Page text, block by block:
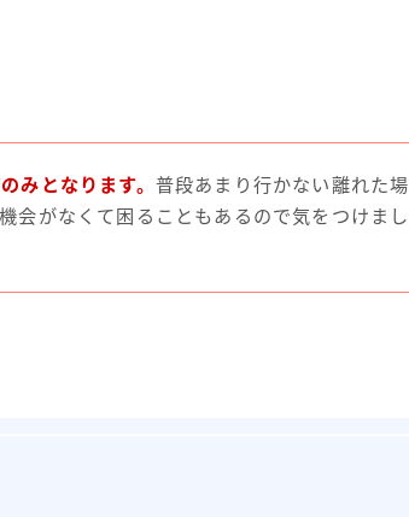
みとなります。 普段あまり行かない離れた場
会がなくて困ることもあるので気をつけまし